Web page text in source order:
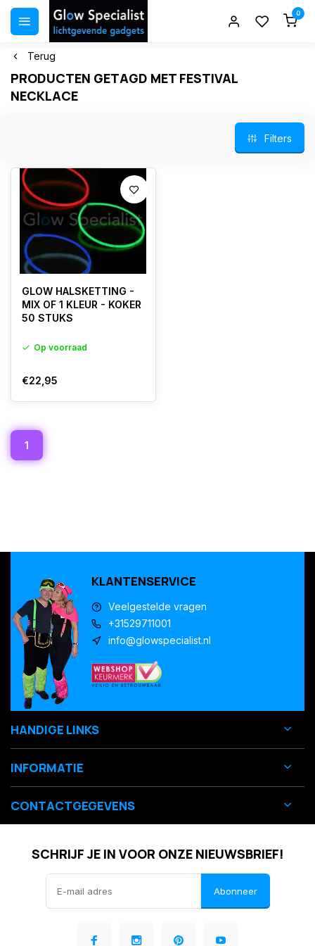
0
Terug
PRODUCTEN GETAGD MET FESTIVAL
NECKLACE
Filters
GLOW HALSKETTING -
MIX OF 1 KLEUR - KOKER
50 STUKS
Op voorraad
€22,95
1
KLANTENSERVICE
Veelgestelde vragen
+31529711001
info@glowspecialist.nl
HANDIGE LINKS
INFORMATIE
CONTACTGEGEVENS
SCHRIJF JE IN VOOR ONZE NIEUWSBRIEF!
Abonneer